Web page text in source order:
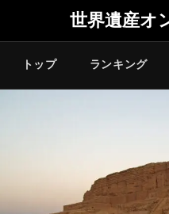
世界遺産オ
トップ ランキング